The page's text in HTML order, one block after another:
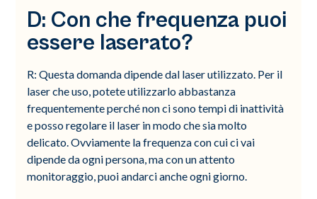
D: Con che frequenza puoi
essere laserato?
R: Questa domanda dipende dal laser utilizzato. Per il
laser che uso, potete utilizzarlo abbastanza
frequentemente perché non ci sono tempi di inattività
e posso regolare il laser in modo che sia molto
delicato. Ovviamente la frequenza con cui ci vai
dipende da ogni persona, ma con un attento
monitoraggio, puoi andarci anche ogni giorno.